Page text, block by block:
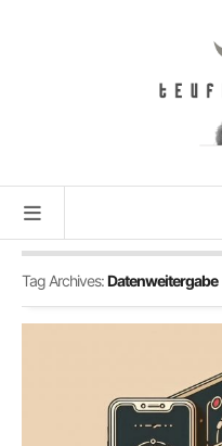
Tag Archives:Datenweitergabe